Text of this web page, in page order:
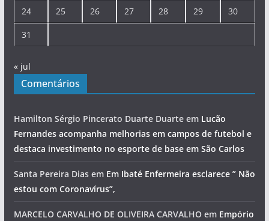
24 25 26 27 28 29 30
31
« jul
Comentários
Hamilton Sérgio Pincerato Duarte Duarteem Lucão
Fernandes acompanha melhorias em campos de futebol e
destaca investimento no esporte de base em São Carlos
Santa Pereira Diasem Em Ibaté Enfermeira esclarece ” Não
estou com Coronavírus”,
MARCELO CARVALHO DE OLIVEIRA CARVALHOem Empório